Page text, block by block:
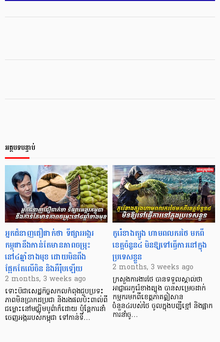
អត្ថបទបន្ទាប់
អ្នកជំនាញជឿជាក់ថា ទីផ្សារអង្ករ
កម្ពុជានឹងកាន់តែមានភាពចម្រុះ
នៅ៤ឆ្នាំខាងមុខ ដោយមិនពឹង
ផ្អែកតែលើចិន និងអឺរ៉ុបឡើយ
2 months, 3 weeks ago
​ទោះបីជាសេដ្ឋកិច្ចសកលកំពុងជួបប្រទះ
ភាពមិនប្រាកដប្រជា និងរងផលប៉ះពាល់ពី
ជម្លោះនៅមជ្ឈិមបូព៌ាក៏ដោយ ប៉ុន្តែការនាំ
ចេញអង្កររបស់កម្ពុជា ទៅកាន់ទី…
កូរ៉េខាងត្បូង ហាមពលករថៃ មកពី
ខេត្តចំនួន៤ មិនឱ្យទៅធ្វើការនៅក្នុង
ប្រទេសខ្លួន
2 months, 3 weeks ago
ក្រសួងការងារថៃ បានទទួលស្គាល់ថា
អាជ្ញាធរកូរ៉េខាងត្បូង បានសម្រេចដាក់
កម្មករមកពីខេត្តភាគឦសាន
ចំនួន៤របស់ថៃ ចូលក្នុងបញ្ជីខ្មៅ និងផ្អាក
ការនាំចូ…